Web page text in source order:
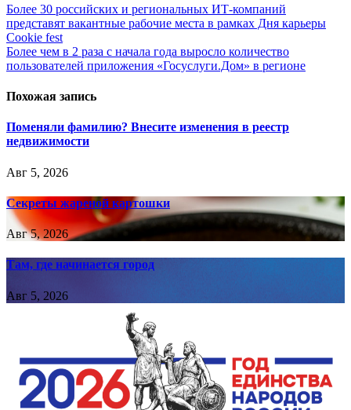
Навигация
по
записям
Более 30 российских и региональных ИТ-компаний
представят вакантные рабочие места в рамках Дня карьеры
Cookie fest
Более чем в 2 раза с начала года выросло количество
пользователей приложения «Госуслуги.Дом» в регионе
Похожая запись
Поменяли фамилию? Внесите изменения в реестр
недвижимости
Авг 5, 2026
Секреты жареной картошки
Авг 5, 2026
Там, где начинается город
Авг 5, 2026